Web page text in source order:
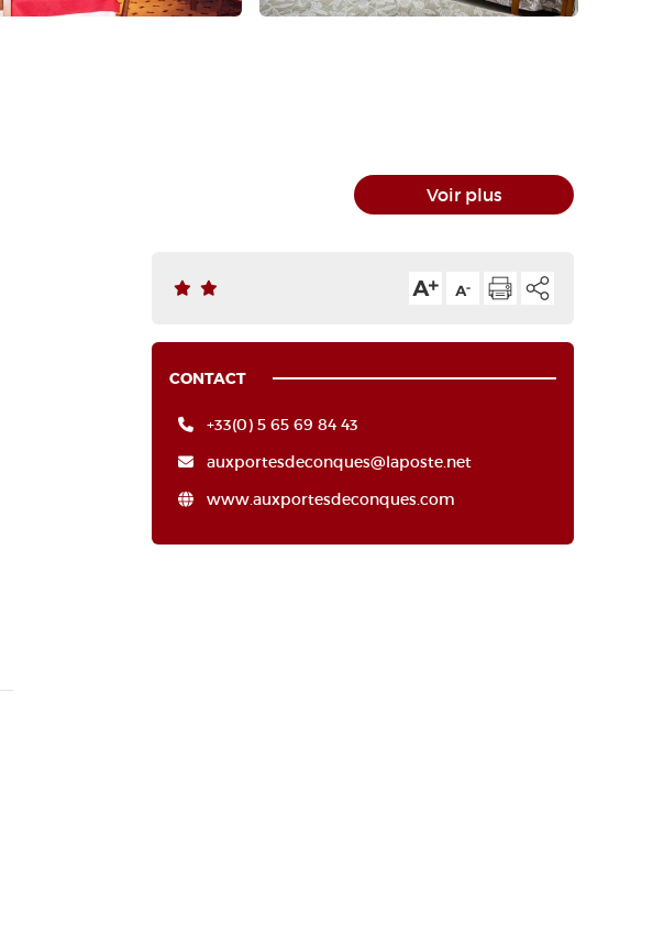
Voir plus
CONTACT
+33(0) 5 65 69 84 43
auxportesdeconques@laposte.net
www.auxportesdeconques.com